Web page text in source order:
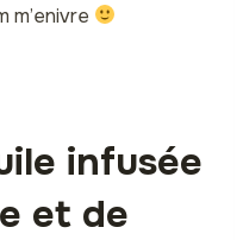
m’enivre
infusée
et de